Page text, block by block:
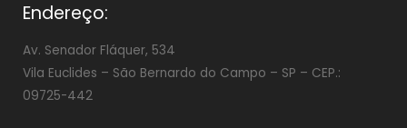
Endereço:
Av. Senador Fláquer, 534
Vila Euclides – São Bernardo do Campo – SP – CEP.:
09725-442